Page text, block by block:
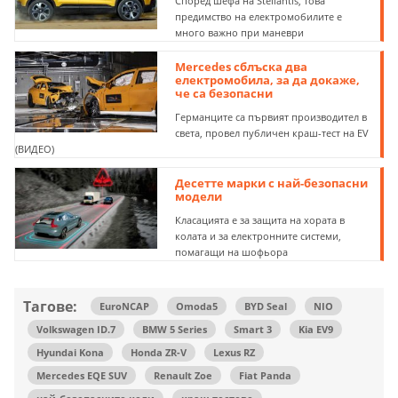
предимство на електромобилите е
много важно при маневри
Mercedes сблъска два
електромобила, за да докаже,
че са безопасни
Германците са първият производител в
света, провел публичен краш-тест на EV
(ВИДЕО)
Десетте марки с най-безопасни
модели
Класацията е за защита на хората в
колата и за електронните системи,
помагащи на шофьора
Тагове: EuroNCAP Omoda5 BYD Seal
NIO
Volkswagen ID.7
BMW 5 Series Smart 3
Kia EV9
Hyundai Kona
Honda ZR-V
Lexus RZ
Mercedes EQE SUV
Renault Zoe
Fiat Panda